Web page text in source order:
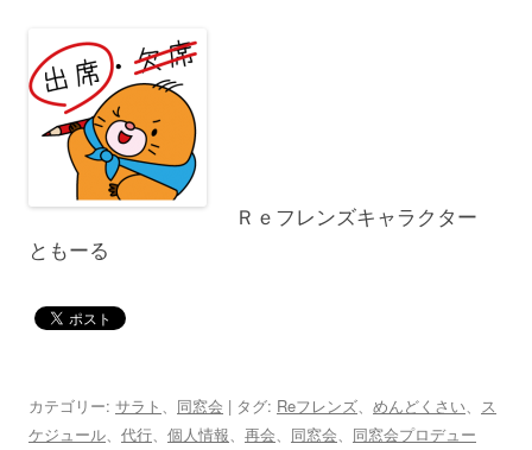
Ｒｅフレンズキャラクター
ともーる
カテゴリー: サラト 、 同窓会 | タグ: Reフレンズ、 めんどくさい、 ス
ケジュール、 代行、 個人情報、 再会、 同窓会、 同窓会プロデュー